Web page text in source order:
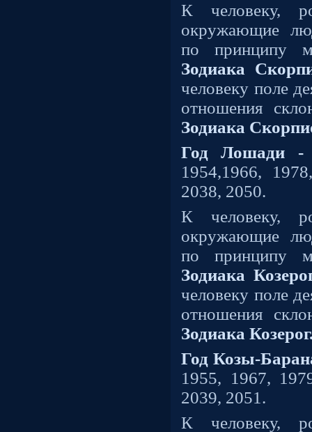
К человеку,
окружающие
по принципу
Зодиака
человеку поле
отношения
Зодиака
Год Лошади -
1954,1966,
2038, 2050.
К человеку,
окружающие
по принципу
Зодиака
человеку поле
отношения
Зодиака
Год Козы-
1955, 1967,
2039, 2051.
К человеку,